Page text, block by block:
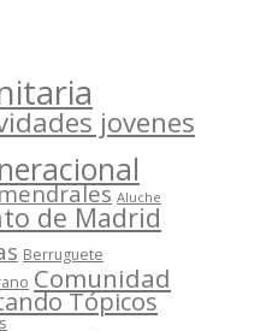
jovenes
Aluche
de Madrid
Berruguete
Comunidad
Tópicos